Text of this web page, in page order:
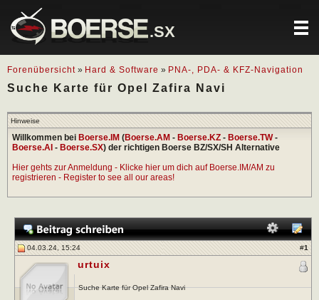
.SX
Forenübersicht » Hard & Software » PNA-, PDA- & KFZ-Navigation
Suche Karte für Opel Zafira Navi
Hinweise
Willkommen bei Boerse.IM (Boerse.AM - Boerse.KZ - Boerse.TW-
Boerse.AI - Boerse.SX) der richtigen Boerse BZ/SX/SH Alternative
Hier gehts zur Anmeldung - Klicke hier um dich auf Boerse.IM/AM zu
registrieren - Register to see all our areas!
04.03.24, 15:24 #1
urtuix
Suche Karte für Opel Zafira Navi